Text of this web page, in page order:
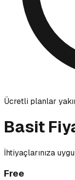
Ücretli planlar
Basit
İhtiyaçlarınıza
Free